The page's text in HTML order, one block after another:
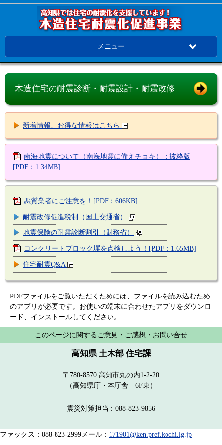
メニュー
木造住宅の耐震診断・耐震設計・耐震改修
新着情報、お得な情報はこちら
南海地震について（南海地震に備えチョキ）：抜粋版
[PDF：1.34MB]
悪質業者にご注意を！[PDF：606KB]
耐震改修促進税制（国土交通省）
地震保険の耐震診断割引（財務省）
コンクリートブロック塀を点検しよう！[PDF：1.65MB]
住宅耐震Q&A
PDFファイルをご覧いただくためには、ファイルを読み込むため
のアプリが必要です。お使いの端末に合わせたアプリをダウンロ
ード、インストールしてください。
このページに関するご意見・ご感想・お問い合せ
高知県 土木部 住宅課
〒780-8570 高知市丸の内1-2-20
（高知県庁・本庁舎 6F東）
震災対策担当：088-823-9856
ファックス：088-823-2999 メール： 171901@ken.pref.kochi.lg.jp